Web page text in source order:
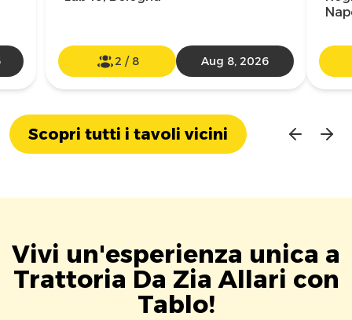
2 / 8 Aug 8, 2026
Scopri tutti i tavoli vicini
Vivi un'esperienza unica a
Trattoria Da Zia Allari con
Tablo!